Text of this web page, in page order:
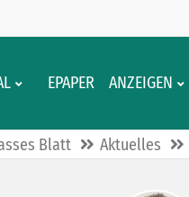
EPAPER ANZEIGEN
Blatt Aktuelles